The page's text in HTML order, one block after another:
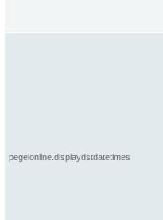
pegelonline.displaydstdatetimes